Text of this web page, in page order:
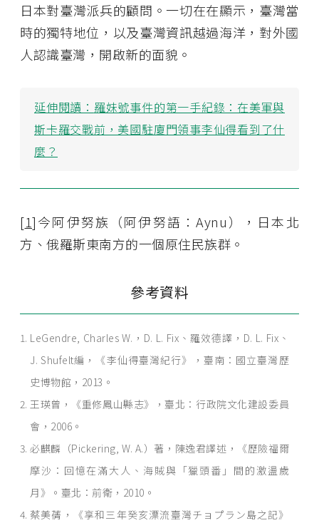
日本對臺灣派兵的顧問。一切在在顯示，臺灣當
時的獨特地位，以及臺灣資訊越過海洋，對外國
人認識臺灣，開啟新的面貌。
延伸閱讀： 羅妹號事件的第一手紀錄：在美軍與
斯卡羅交戰前，美國駐廈門領事李仙得看到了什
麼？
[1]今阿伊努族（阿伊努語：Aynu），日本北
方、俄羅斯東南方的一個原住民族群。
參考資料
LeGendre, Charles W.，D. L. Fix、羅效德譯，D. L. Fix、
J. Shufelt編，《李仙得臺灣紀行》，臺南：國立臺灣歷
史博物館，2013。
王瑛曾，《重修鳳山縣志》，臺北：行政院文化建設委員
會，2006。
必麒麟（Pickering, W. A.）著，陳逸君譯述，《歷險福爾
摩沙：回憶在滿大人、海賊與「獵頭番」間的激盪歲
月》。臺北：前衛，2010。
蔡美蒨，《享和三年癸亥漂流臺灣チョプラン島之記》